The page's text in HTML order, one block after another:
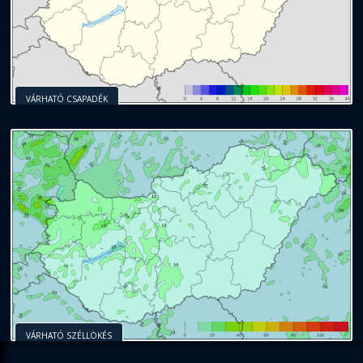
VÁRHATÓ CSAPADÉK
VÁRHATÓ SZÉLLÖKÉS